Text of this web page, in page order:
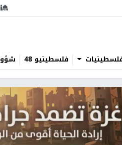
فلسطينيو 48